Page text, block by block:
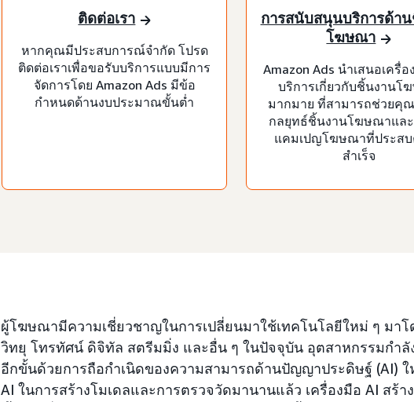
ติดต่อเรา
หากคุณมีประสบการณ์จำกัด โปรด
ติดต่อเราเพื่อขอรับบริการแบบมีการ
จัดการโดย Amazon Ads มีข้อ
กำหนดด้านงบประมาณขั้นต่ำ
การสนับสนุนบริการด้า
โฆษณา
Amazon Ads นำเสนอเครื่อ
บริการเกี่ยวกับชิ้นงานโ
มากมาย ที่สามารถช่วยคุ
กลยุทธ์ชิ้นงานโฆษณาและ
แคมเปญโฆษณาที่ประสบ
สำเร็จ
ผู้โฆษณามีความเชี่ยวชาญในการเปลี่ยนมาใช้เทคโนโลยีใหม่ ๆ มา
วิทยุ โทรทัศน์ ดิจิทัล สตรีมมิ่ง และอื่น ๆ ในปัจจุบัน อุตสาหกรรมกำ
อีกขั้นด้วยการถือกำเนิดของความสามารถด้านปัญญาประดิษฐ์ (AI)
AI ในการสร้างโมเดลและการตรวจวัดมานานแล้ว เครื่องมือ AI สร้า